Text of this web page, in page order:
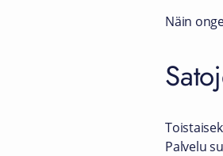
Näin
Palvelu